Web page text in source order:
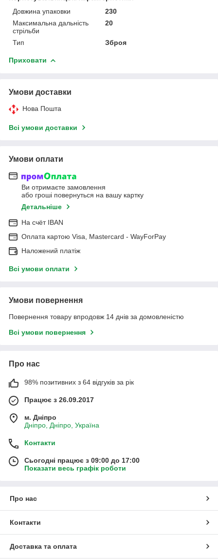
Довжина упаковки
230
Максимальна дальність
стрільби
20
Тип Зброя
Приховати
Умови доставки
Нова Пошта
Всі умови доставки
Умови оплати
Ви отримаєте замовлення
або гроші повернуться на вашу картку
Детальніше
На cчёт IBAN
Оплата картою Visa, Mastercard - WayForPay
Наложений платіж
Всі умови оплати
Умови повернення
Повернення товару впродовж 14 днів за домовленістю
Всі умови повернення
Про нас
98% позитивних з 64 відгуків за рік
Працює з 26.09.2017
м. Дніпро
Дніпро, Дніпро, Україна
Контакти
Сьогодні працює з 09:00 до 17:00
Показати весь графік роботи
Про нас
Контакти
Доставка та оплата